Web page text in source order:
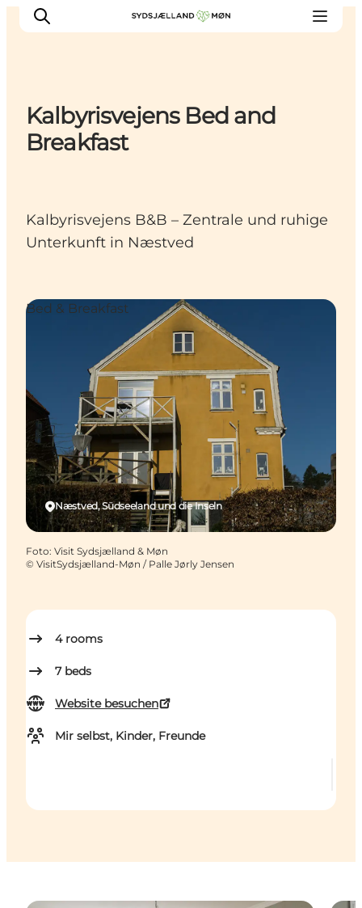
Erleben
Unterkunft
Reise planen
Kalbyrisvejens Bed and
Breakfast
Kalbyrisvejens B&B – Zentrale und ruhige
Unterkunft in Næstved
4 rooms
7 beds
Website besuchen
Mir selbst, Kinder, Freunde
Næstved, Südseeland und die Inseln
Bed & Breakfast
Foto: Visit Sydsjælland & Møn
© VisitSydsjælland-Møn / Palle Jørly Jensen